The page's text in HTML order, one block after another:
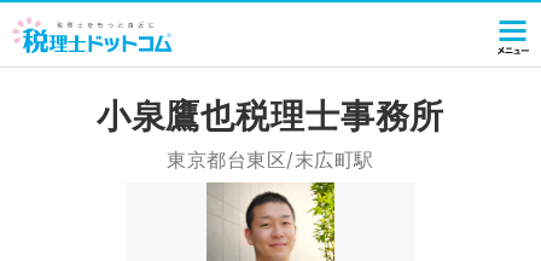
小泉鷹也税理士事務所
東京都台東区/末広町駅